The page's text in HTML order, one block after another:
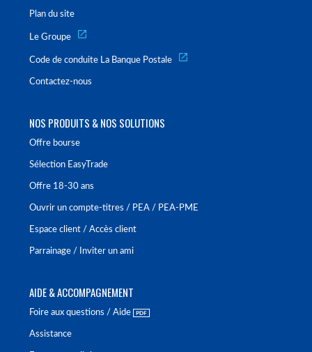
Plan du site
Le Groupe
Code de conduite La Banque Postale
Contactez-nous
NOS PRODUITS & NOS SOLUTIONS
Offre bourse
Sélection EasyTrade
Offre 18-30 ans
Ouvrir un compte-titres / PEA / PEA-PME
Espace client / Accès client
Parrainage / Inviter un ami
AIDE & ACCOMPAGNEMENT
Foire aux questions / Aide
Assistance